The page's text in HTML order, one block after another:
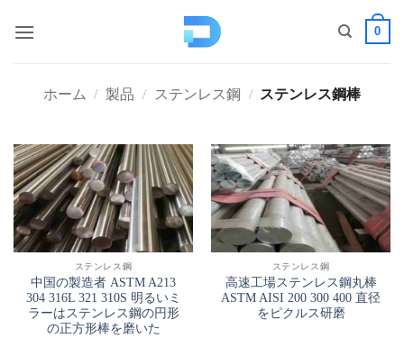
0
ホーム / 製品 / ステンレス鋼 / ステンレス鋼棒
ステンレス鋼
中国の製造者 ASTM A213
304 316L 321 310S 明るいミ
ラーはステンレス鋼の円形
の正方形棒を磨いた
ステンレス鋼
高速工場ステンレス鋼丸棒
ASTM AISI 200 300 400 直径
をピクルス研磨